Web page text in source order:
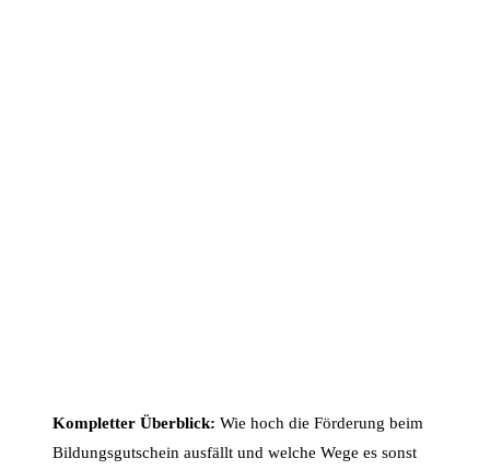
Kompletter Überblick: Wie hoch die Förderung beim
Bildungsgutschein ausfällt und welche Wege es sonst